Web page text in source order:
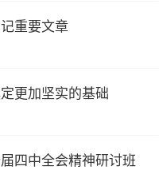
重要文章
更加坚实的基础
四中全会精神研讨班